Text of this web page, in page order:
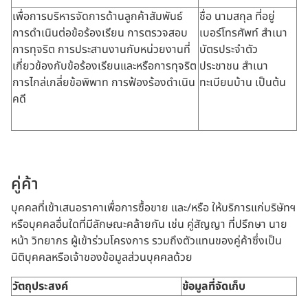
เพื่อการบริหารจัดการด้านลูกค้าสัมพันธ์
การดำเนินต่อข้อร้องเรียน การตรวจสอบ
การทุจริต การประสานงานกับหน่วยงานที่
เกี่ยวข้องกับข้อร้องเรียนและหรือการทุจริต
การไกล่เกลี่ยข้อพิพาท การฟ้องร้องดำเนิน
คดี
ชื่อ นามสกุล ที่อยู่
เบอร์โทรศัพท์ สำเนา
บัตรประจำตัว
ประชาชน สำเนา
ทะเบียนบ้าน เป็นต้น
คู่ค้า
บุคคลที่เข้าเสนอราคาเพื่อการซื้อขาย และ/หรือ ให้บริการแก่บริษัทฯ
หรือบุคคลอื่นใดที่มีลักษณะคล้ายกัน เช่น คู่สัญญา ที่ปรึกษา นาย
หน้า วิทยากร ผู้เข้าร่วมโครงการ รวมถึงตัวแทนของคู่ค้าซึ่งเป็น
นิติบุคคลหรือเจ้าของข้อมูลส่วนบุคคลด้วย
วัตถุประสงค์
ข้อมูลที่จัดเก็บ